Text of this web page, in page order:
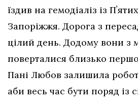
їздив на гемодіаліз із
Запоріжжя. Дорога з
цілий день. Додому вони з
поверталися близько
Пані Любов залишила
аби весь час бути поряд із